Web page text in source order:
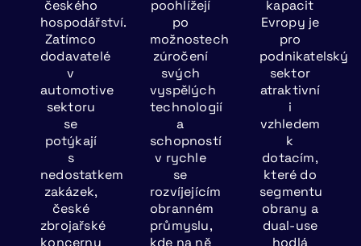
českého
hospodářství.
Zatímco
dodavatelé
v
automotive
sektoru
se
potýkají
s
nedostatkem
zakázek,
české
zbrojařské
koncerny
poohlížejí
po
možnostech
zúročení
svých
vyspělých
technologií
a
schopností
v rychle
se
rozvíjejícím
obranném
průmyslu,
kde na ně
kapacit
Evropy je
pro
podnikatelský
sektor
atraktivní
i
vzhledem
k
dotacím,
které do
segmentu
obrany a
dual-use
hodlá